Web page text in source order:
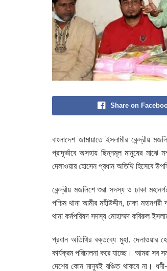
Share on
বাংলাদেশ জামায়াতে ইসলামীর কেন্দ্রীয়
প্রাদূর্ভাবে অসহায় ছিন্নমূল মানুষের মাঝে
দেলাওয়ার হোসেন প্রধান অতিথি হিসেবে
কেন্দ্রীয় মজলিশে শুরা সদস্য ও ঢাকা
পশ্চিম থানা আমীর মহীউদ্দীন, ঢাকা
থানা কর্মপরিষদ সদস্য মোহাম্মদ কবিরুল
প্রধান অতিথির বক্তব্যে মুহা. দেলাওয়ার
কার্যক্রম পরিচালনা করে যাচ্ছে। আমরা সব
দেশের কোন মানুষই বঞ্চিত থাকবে না।